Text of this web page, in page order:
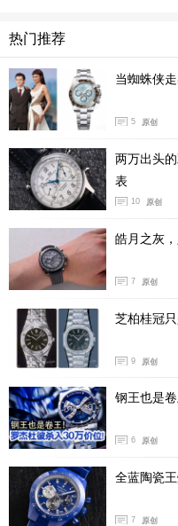
珍罕传统工艺的人文使
总裁兼首席执行官陆屹
“国王基金会与卡地亚：
通道，将于 2026 年 4
官网正式开启。
热门推荐
当蜘蛛侠
5 原创
两万出头
表
10 原创
皓月之灰，
7 原创
芝柏桂冠
9 原创
钢王也是
6 原创
全蓝陶瓷
7 原创